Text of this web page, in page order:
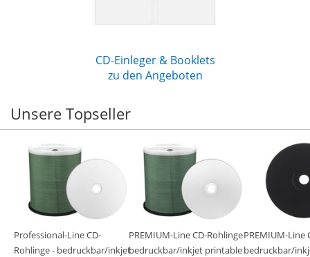
CD-Einleger & Booklets
zu den Angeboten
Unsere Topseller
Professional-Line CD-
Rohlinge - bedruckbar/inkjet
PREMIUM-Line CD-Rohlinge -
bedruckbar/inkjet printable
PREMIUM-Line
bedruckbar/
-